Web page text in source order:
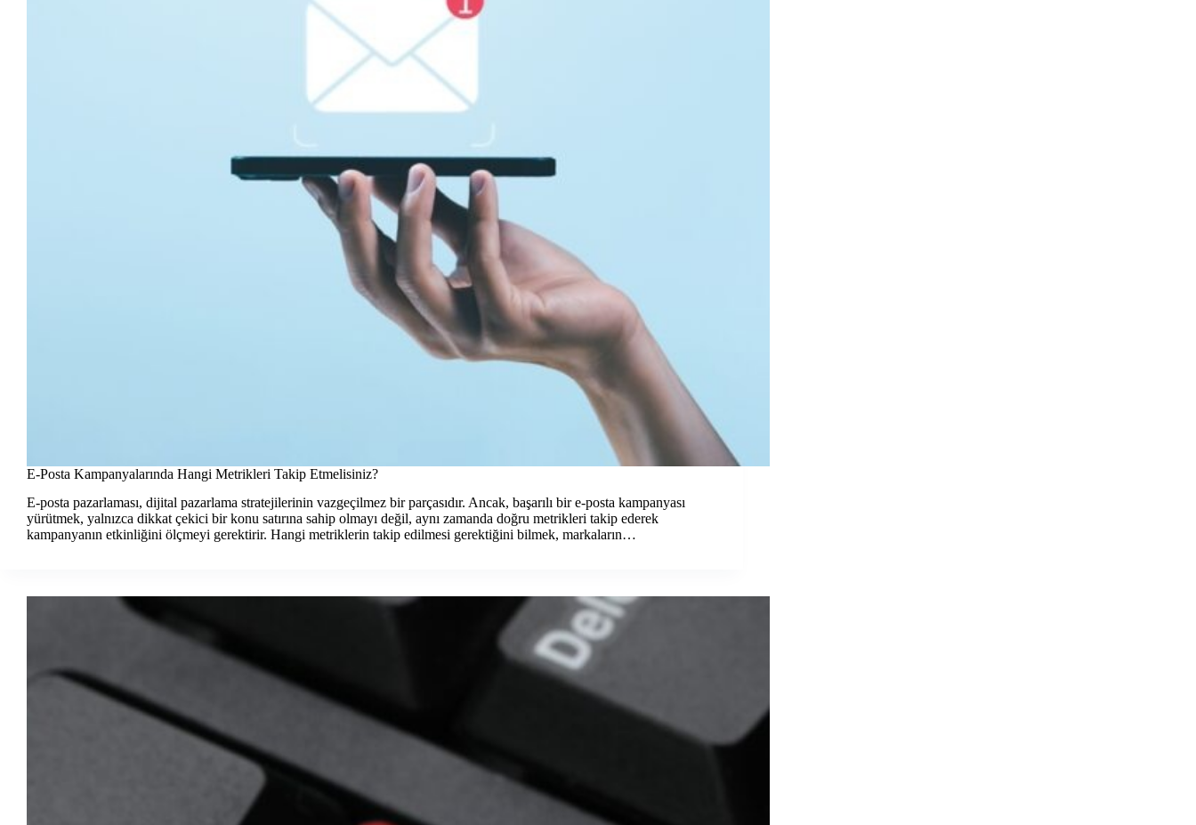
E-Posta Kampanyalarında Hangi Metrikleri Takip Etmelisiniz?
E-posta pazarlaması, dijital pazarlama stratejilerinin vazgeçilmez bir parçasıdır. Ancak, başarılı bir e-posta kampanyası
yürütmek, yalnızca dikkat çekici bir konu satırına sahip olmayı değil, aynı zamanda doğru metrikleri takip ederek
kampanyanın etkinliğini ölçmeyi gerektirir. Hangi metriklerin takip edilmesi gerektiğini bilmek, markaların…